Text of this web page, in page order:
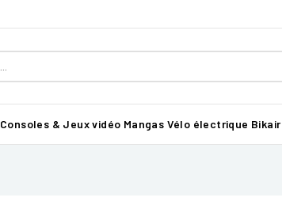
Consoles & Jeux vidéo Mangas Vélo électrique Bikair